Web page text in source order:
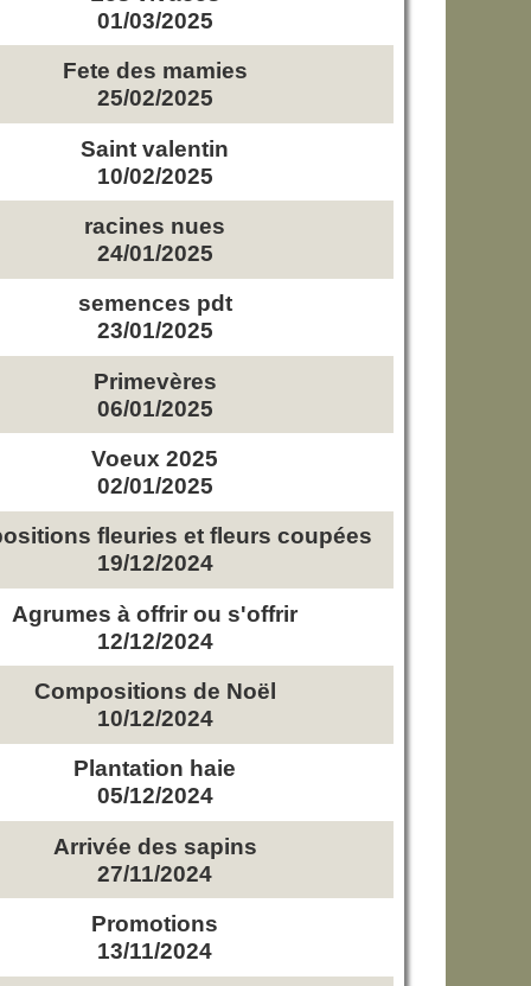
01/03/2025
Fete des mamies
25/02/2025
Saint valentin
10/02/2025
racines nues
24/01/2025
semences pdt
23/01/2025
Primevères
06/01/2025
Voeux 2025
02/01/2025
fleuries et fleurs coupées
19/12/2024
Agrumes à offrir ou s'offrir
12/12/2024
Compositions de Noël
10/12/2024
Plantation haie
05/12/2024
Arrivée des sapins
27/11/2024
Promotions
13/11/2024